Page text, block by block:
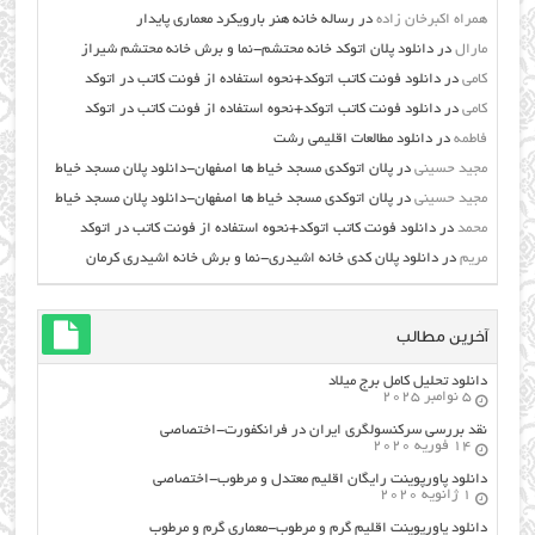
همراه اکبرخان زاده در رساله خانه هنر بارویکرد معماری پایدار
مارال دردانلود پلان اتوکد خانه محتشم-نما و برش خانه محتشم شیراز
کامی دردانلود فونت کاتب اتوکد+نحوه استفاده از فونت کاتب در اتوکد
کامی دردانلود فونت کاتب اتوکد+نحوه استفاده از فونت کاتب در اتوکد
فاطمه دردانلود مطالعات اقليمي رشت
مجید حسینی درپلان اتوکدی مسجد خیاط ها اصفهان-دانلود پلان مسجد خیاط
مجید حسینی درپلان اتوکدی مسجد خیاط ها اصفهان-دانلود پلان مسجد خیاط
محمد دردانلود فونت کاتب اتوکد+نحوه استفاده از فونت کاتب در اتوکد
مریم دردانلود پلان کدی خانه اشیدری-نما و برش خانه اشیدری کرمان
آخرین مطالب
دانلود تحلیل کامل برج میلاد
5 نوامبر 2025
نقد بررسی سرکنسولگری ایران در فرانکفورت-اختصاصی
14 فوریه 2020
دانلود پاورپوینت رایگان اقلیم معتدل و مرطوب-اختصاصی
1 ژانویه 2020
دانلود پاورپوینت اقلیم گرم و مرطوب-معماری گرم و مرطوب